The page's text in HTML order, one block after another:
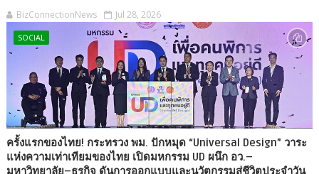
BizConnectionNews Jul 28, 2026
SOCIAL
ครั้งแรกของไทย! กระทรวง พม. ปักหมุด “Universal Design” วาระ
แห่งความเท่าเทียมของไทย เปิดมหกรรม UD ผนึก อว.–
มหาวิทยาลัย–ธุรกิจ ดันการออกแบบและนวัตกรรมสู่ชีวิตประจำวัน